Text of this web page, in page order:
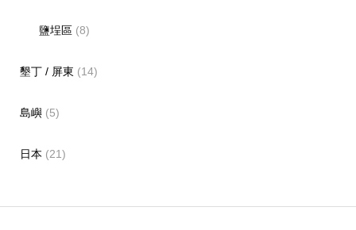
鹽埕區 (8)
墾丁 / 屏東 (14)
島嶼(5)
日本 (21)